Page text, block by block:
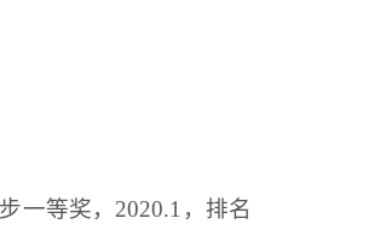
一等奖， 2020.1 ，排名